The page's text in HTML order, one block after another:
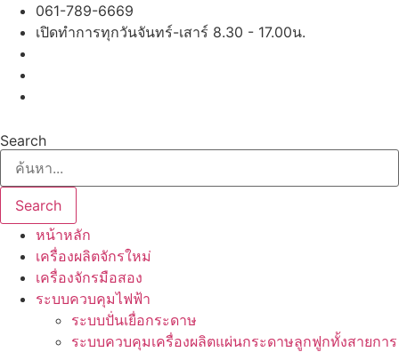
Skip
content
061-789-6669
เปิดทำการทุกวันจันทร์-เสาร์ 8.30 - 17.00น.
Search
Search
หน้าหลัก
เครื่องผลิตจักรใหม่
เครื่องจักรมือสอง
ระบบควบคุมไฟฟ้า
ระบบปั่นเยื่อกระดาษ
ระบบควบคุมเครื่องผลิตแผ่นกระดาษลูกฟูกทั้งสายการ